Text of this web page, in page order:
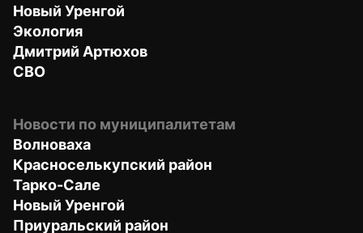
Новый Уренгой
Экология
Дмитрий Артюхов
СВО
Новости по муниципалитетам
Волноваха
Красноселькупский район
Тарко-Сале
Новый Уренгой
Приуральский район